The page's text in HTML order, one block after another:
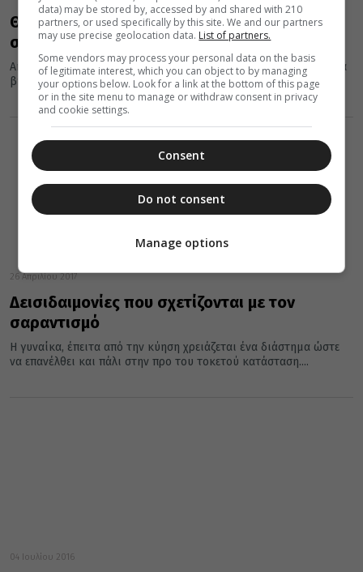
Θρησκευτικά και άλλα έθιμα για το
σαραντισμό και τη λεχώνα
Ακόμα και σήμερα λένε ότι η λεχώνα πρέπει να σαραντίσει για να
βγει από το σπίτι. Γιατί άραγε; Και...
26 Απριλίου 2017
Δεισιδαιμονίες που σχετίζονται με τον
σαραντισμό
Η γυναίκα, έπειτα από την κύηση χρειάζεται ένα διάστημα ώστε
να επανέλθει και πάλι στην προ του τοκετού κατάσταση....
04 Ιουλίου 2016
data) may be stored by, accessed by and shared with 210
partners, or used specifically by this site. We and our partners
may use precise geolocation data. List of partners.
Some vendors may process your personal data on the basis
of legitimate interest, which you can object to by managing
your options below. Look for a link at the bottom of this page
or in the site menu to manage or withdraw consent in privacy
and cookie settings.
Consent
Do not consent
Manage options